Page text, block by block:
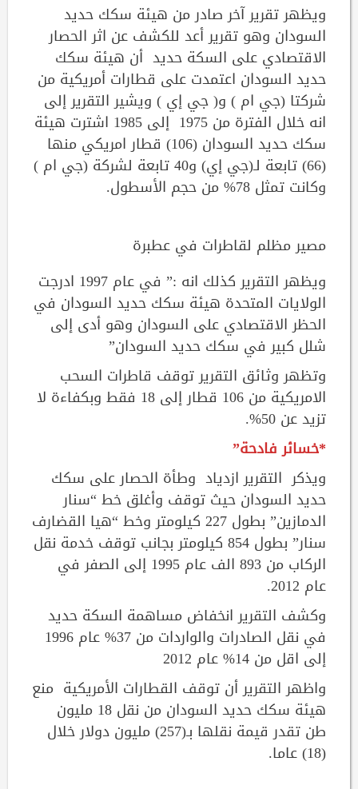
ويظهر تقرير آخر صادر من هيئة سكك حديد
السودان وهو تقرير أعد للكشف عن اثر الحصار
الاقتصادي على السكة حديد أن هيئة سكك
حديد السودان اعتمدت على قطارات أمريكية من
شركتا (جي ام ) و( جي إي ) ويشير التقرير إلى
انه خلال الفترة من 1975 إلى 1985 اشترت هيئة
سكك حديد السودان (106) قطار امريكي منها
(66) تابعة لـ(جي إي) و40 تابعة لشركة (جي ام )
وكانت تمثل 78% من حجم الأسطول.
مصير مظلم لقاطرات في عطبرة
ويظهر التقرير كذلك انه :” في عام 1997 ادرجت
الولايات المتحدة هيئة سكك حديد السودان في
الحظر الاقتصادي على السودان وهو أدى إلى
شلل كبير في سكك حديد السودان”
وتظهر وثائق التقرير توقف قاطرات السحب
الامريكية من 106 قطار إلى 18 فقط وبكفاءة لا
تزيد عن 50%.
*خسائر فادحة”
ويذكر التقرير ازدياد وطأة الحصار على سكك
حديد السودان حيث توقف وأغلق خط “سنار
الدمازين” بطول 227 كيلومتر وخط “هيا القضارف
سنار” بطول 854 كيلومتر بجانب توقف خدمة نقل
الركاب من 893 الف عام 1995 إلى الصفر في
عام 2012.
وكشف التقرير انخفاض مساهمة السكة حديد
في نقل الصادرات والواردات من 37% عام 1996
إلى اقل من 14% عام 2012
واظهر التقرير أن توقف القطارات الأمريكية منع
هيئة سكك حديد السودان من نقل 18 مليون
طن تقدر قيمة نقلها بـ(257) مليون دولار خلال
(18) عاما.